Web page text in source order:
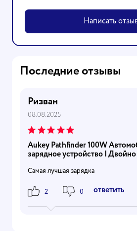
Написать
Последние отзывы
Ризван
08.08.2025
Aukey Pathfinder 100W
зарядное устройство | Двойно
Самая лучшая зарядка
2 0 Ответить